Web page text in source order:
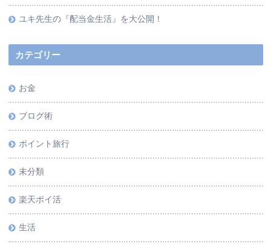
ユキ先生の『配当金生活』を大公開！
カテゴリー
お金
ブログ術
ポイント旅行
未分類
楽天ポイ活
生活